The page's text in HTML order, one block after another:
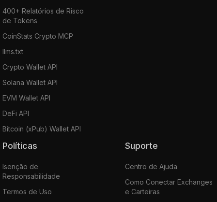
400+ Relatórios de Risco
de Tokens
CoinStats Crypto MCP
llms.txt
Crypto Wallet API
Solana Wallet API
EVM Wallet API
DeFi API
Bitcoin (xPub) Wallet API
Políticas
Isenção de
Responsabilidade
Termos de Uso
Suporte
Centro de Ajuda
Como Conectar Exchanges
e Carteiras